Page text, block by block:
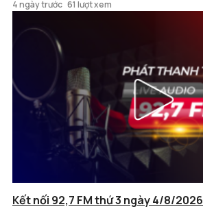
4 ngày trước 61 lượt xem
Kết nối 92,7 FM thứ 3 ngày 4/8/2026